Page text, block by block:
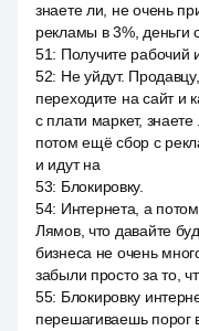
знаете ли, не очень
рекламы в 3%, деньги
51: Получите рабочий
52: Не уйдут.
переходите на сайт и
с плати маркет,
потом ещё сбор с
и идут на
53: Блокировку.
54: Интернета, а
Лямов, что давайте
бизнеса не очень
забыли просто за то,
55: Блокировку
перешагиваешь порог